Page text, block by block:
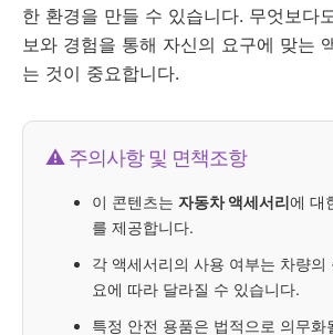
한 환경을 만들 수 있습니다. 무엇보다
보와 경험을 통해 자신의 요구에 맞는
는 것이 중요합니다.
⚠️ 주의사항 및 면책조항
이 콘텐츠는 자동차 액세서리에 대
를 제공합니다.
각 액세서리의 사용 여부는 차량의
요에 따라 달라질 수 있습니다.
특정 안전 용품은 법적으로 의무화